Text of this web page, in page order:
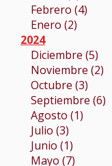
Febrero (4)
Enero (2)
2024
Diciembre (5)
Noviembre (2)
Octubre (3)
Septiembre (6)
Agosto (1)
Julio (3)
Junio (1)
Mayo (7)